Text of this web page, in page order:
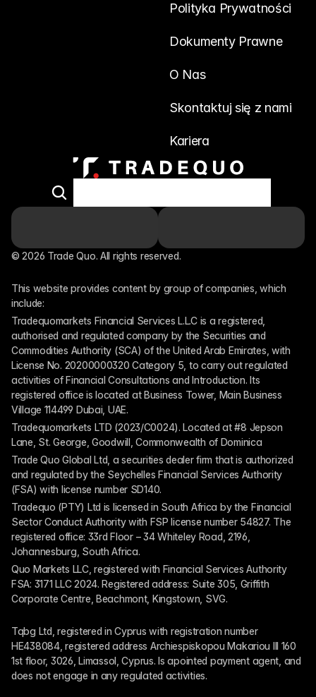
Polityka Prywatności
Dokumenty Prawne
O Nas
Skontaktuj się z nami
Kariera
© 2026 Trade Quo. All rights reserved.
This website provides content by group of companies, which
include:
Tradequomarkets Financial Services L.L.C is a registered,
authorised and regulated company by the Securities and
Commodities Authority (SCA) of the United Arab Emirates, with
License No. 20200000320 Category 5, to carry out regulated
activities of Financial Consultations and Introduction. Its
registered office is located at Business Tower, Main Business
Village 114499 Dubai, UAE.
Tradequomarkets LTD (2023/C0024). Located at #8 Jepson
Lane, St. George, Goodwill, Commonwealth of Dominica
Trade Quo Global Ltd, a securities dealer firm that is authorized
and regulated by the Seychelles Financial Services Authority
(FSA) with license number SD140.
Tradequo (PTY) Ltd is licensed in South Africa by the Financial
Sector Conduct Authority with FSP license number 54827. The
registered office: 33rd Floor – 34 Whiteley Road, 2196,
Johannesburg, South Africa.
Quo Markets LLC, registered with Financial Services Authority
FSA: 3171 LLC 2024. Registered address: Suite 305, Griffith
Corporate Centre, Beachmont, Kingstown, SVG.
Tqbg Ltd, registered in Cyprus with registration number
HE438084, registered address Archiespiskopou Makariou III 160
1st floor, 3026, Limassol, Cyprus. Is apointed payment agent, and
does not engage in any regulated activities.